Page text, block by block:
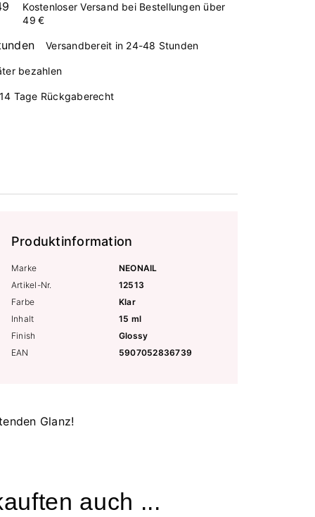
Kostenloser Versand bei Bestellungen über
49 €
Versandbereit in 24-48 Stunden
bezahlen
14 Tage Rückgaberecht
Produktinformation
Marke
NEONAIL
Artikel-Nr.
12513
Farbe
Klar
Inhalt
15 ml
Finish
Glossy
EAN
5907052836739
Glanz!
auch ...